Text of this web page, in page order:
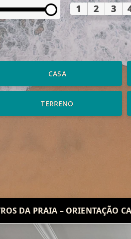
1 2 3
CASA
TERRENO
DA PRAIA – ORIENTAÇÃO